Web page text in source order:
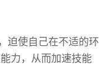
迫使自己在不适的环
力，从而加速技能